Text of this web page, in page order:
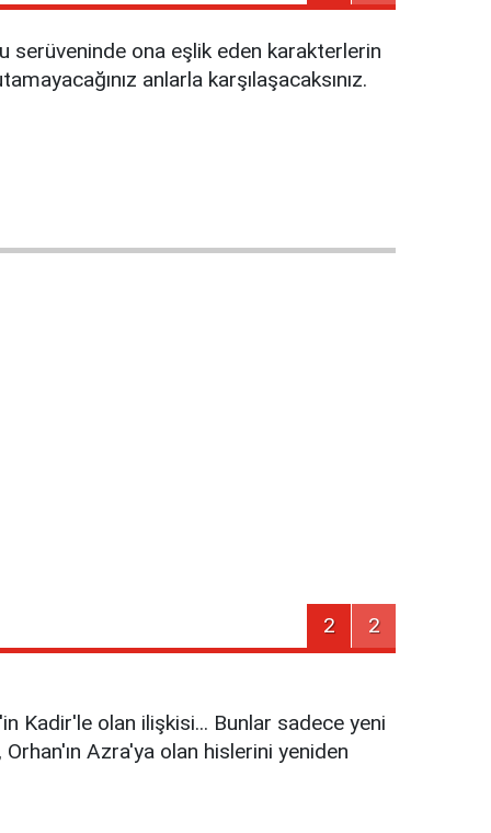
serüveninde ona eşlik eden karakterlerin
anlarla karşılaşacaksınız.
2 2
Kadir'le olan ilişkisi... Bunlar sadece yeni
Azra'ya olan hislerini yeniden